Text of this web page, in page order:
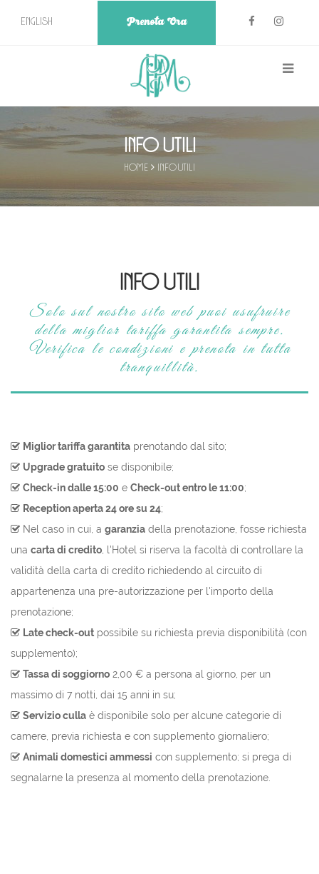
English Prenota Ora
Info utili
Home Info utili
Info utili
Solo sul nostro sito web puoi usufruire
della miglior tariffa garantita sempre.
Verifica le condizioni e prenota in tutta
tranquillità.
Miglior tariffa garantita prenotando dal sito;
Upgrade gratuito se disponibile;
Check-in dalle 15:00 e Check-out entro le 11:00;
Reception aperta 24 ore su 24;
Nel caso in cui, a garanzia della prenotazione, fosse richiesta
una carta di credito , l'Hotel si riserva la facoltà di controllare la
validità della carta di credito richiedendo al circuito di
appartenenza una pre-autorizzazione per l'importo della
prenotazione;
Late check-out possibile su richiesta previa disponibilità (con
supplemento);
Tassa di soggiorno 2,00 € a persona al giorno, per un
massimo di 7 notti, dai 15 anni in su;
Servizio culla è disponibile solo per alcune categorie di
camere, previa richiesta e con supplemento giornaliero;
Animali domestici ammessi con supplemento; si prega di
segnalarne la presenza al momento della prenotazione.